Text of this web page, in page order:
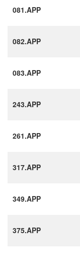
081.APP
082.APP
083.APP
243.APP
261.APP
317.APP
349.APP
375.APP